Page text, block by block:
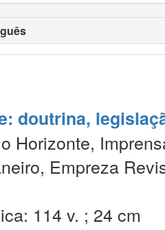
doutrina,
Horizonte,
Empreza
114 v. ; 24 cm